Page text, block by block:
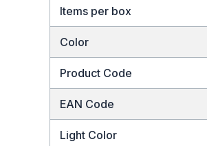
Items per box
Color
Product Code
EAN Code
Light Color